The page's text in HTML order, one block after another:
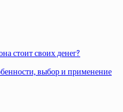
стоит своих денег?
выбор и применение